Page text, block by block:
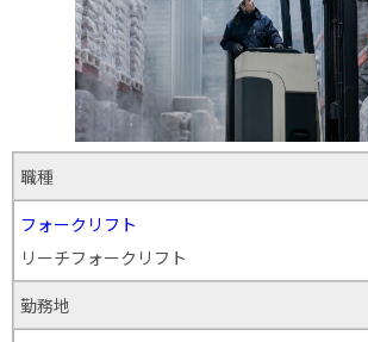
職種
フォークリフト
リーチフォークリフト
勤務地